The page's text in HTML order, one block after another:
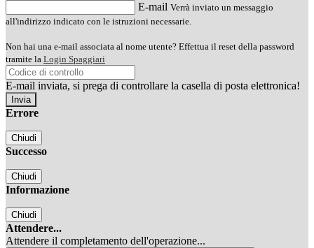
E-mail Verrà inviato un messaggio
all'indirizzo indicato con le istruzioni necessarie.
Non hai una e-mail associata al nome utente? Effettua il reset della password
tramite la Login Spaggiari
E-mail inviata, si prega di controllare la casella di posta elettronica!
Errore
Chiudi
Successo
Chiudi
Informazione
Chiudi
Attendere...
Attendere il completamento dell'operazione...